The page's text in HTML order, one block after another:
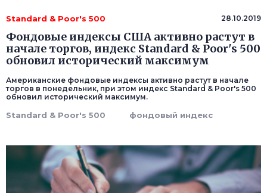
Standard & Poor's 500 28.10.2019
Фондовые индексы США активно растут в
начале торгов, индекс Standard & Poor's 500
обновил исторический максимум
Американские фондовые индексы активно растут в начале
торгов в понедельник, при этом индекс Standard & Poor's 500
обновил исторический максимум.
Standard & Poor's 500 фондовый индекс